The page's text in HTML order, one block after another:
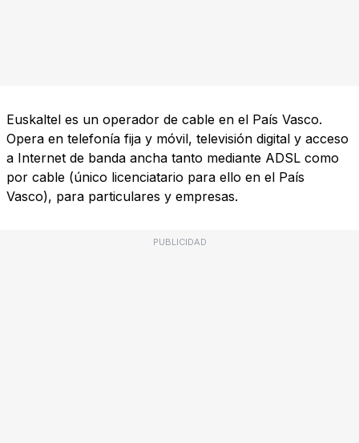
Euskaltel es un operador de cable en el País Vasco.
Opera en telefonía fija y móvil, televisión digital y acceso
a Internet de banda ancha tanto mediante ADSL como
por cable (único licenciatario para ello en el País
Vasco), para particulares y empresas.
PUBLICIDAD